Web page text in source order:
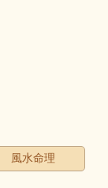
風水命理